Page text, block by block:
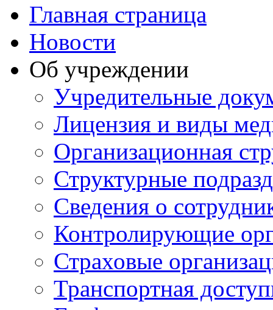
Главная страница
Новости
Об учреждении
Учредительные
Лицензия и виды
Организационная
Структурные
Сведения о
Контролирующие
Страховые
Транспортная